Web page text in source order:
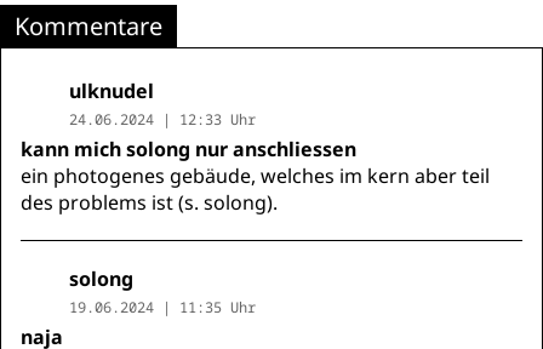
Kommentare
ulknudel
24.06.2024 | 12:33 Uhr
kann mich solong nur anschliessen
ein photogenes gebäude, welches im kern aber teil
des problems ist (s. solong).
solong
19.06.2024 | 11:35 Uhr
naja